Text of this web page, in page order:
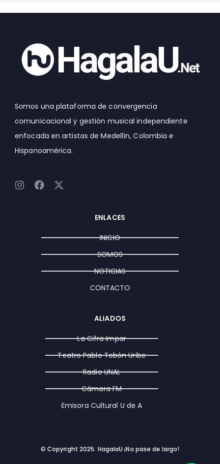
Somos una plataforma de convergencia
comunicacional y gestión musical independiente
enfocada en artistas de Medellín, Colombia e
Hispanoamérica.
I
F
k
X
e
ENLACES
INICIO
SOMOS
NOTICIAS
CONTACTO
ALIADOS
La Cifra Impar
Teatro Pablo Tobón Uribe
Radio UNAL
Cámara FM
Emisora Cultural U de A
© Copyright 2025. HagalaU ¡No pase de largo!